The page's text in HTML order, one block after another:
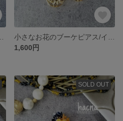
1,600円
SOLD OUT